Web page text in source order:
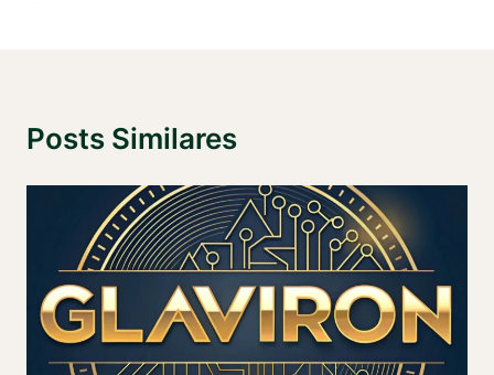
Posts Similares